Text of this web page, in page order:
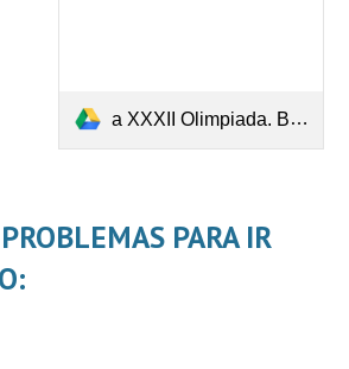
a XXXII Olimpiada. Bases 2025 (1).pdf
PARA IR